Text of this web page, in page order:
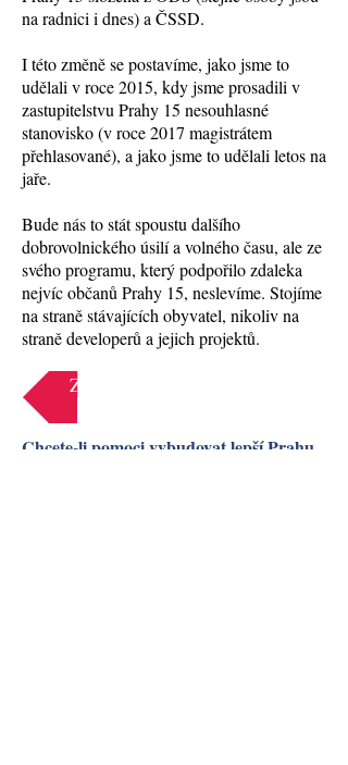
na radnici i dnes) a ČSSD.
I této změně se postavíme, jako jsme to
udělali v roce 2015, kdy jsme prosadili v
zastupitelstvu Prahy 15 nesouhlasné
stanovisko (v roce 2017 magistrátem
přehlasované), a jako jsme to udělali letos na
jaře.
Bude nás to stát spoustu dalšího
dobrovolnického úsilí a volného času, ale ze
svého programu, který podpořilo zdaleka
nejvíc občanů Prahy 15, neslevíme. Stojíme
na straně stávajících obyvatel, nikoliv na
straně developerů a jejich projektů.
Zpět
Chcete-li pomoci vybudovat lepší Prahu